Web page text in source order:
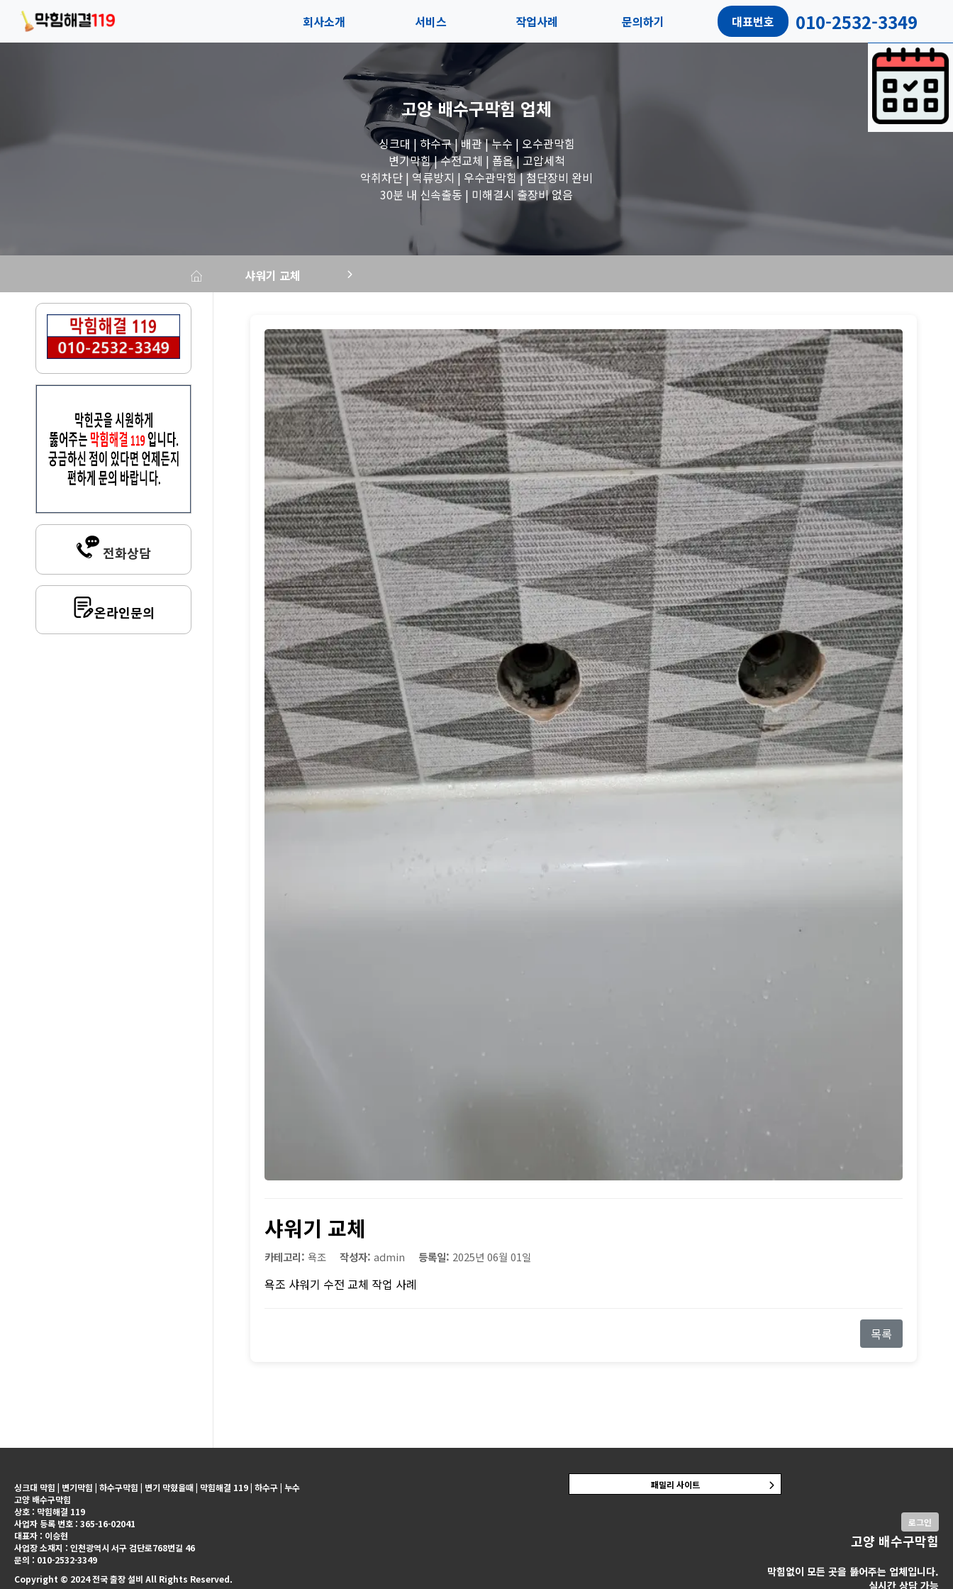
회사소개 서비스
솔루션
블로그
작업사례
세면대 작업
변기 작업
욕조 작업
하수구 작업
문의하기 대표번호 010-2532-3349
고양 배수구막힘업체
싱크대 | 하수구 | 배관 | 누수 | 오수관막힘
변기막힘 | 수전교체 | 폽옵 | 고압세척
악취차단 | 역류방지 | 우수관막힘 | 첨단장비 완비
30분 내 신속출동 | 미해결시 출장비 없음
샤워기 교체
전화상담
온라인문의
샤워기 교체
카테고리: 욕조 작성자: admin 등록일: 2025년 06월 01일
욕조 샤워기 수전 교체 작업 사례
목록
싱크대 막힘 | 변기막힘 | 하수구막힘 | 변기 막혔을때 | 막힘해결 119 | 하수구 | 누수
고양 배수구막힘
상호 : 막힘해결 119
사업자 등록 번호 : 365-16-02041
대표자 : 이승현
사업장 소재지 : 인천광역시 서구 검단로768번길 46
문의 : 010-2532-3349
Copyright © 2024 전국 출장 설비 All Rights Reserved.
로그인
고양 배수구막힘
막힘없이 모든 곳을 뚫어주는 업체입니다.
실시간 상담 가능
패밀리 사이트